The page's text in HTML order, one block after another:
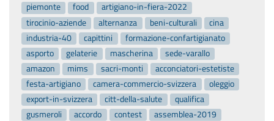
piemonte
food
artigiano-in-fiera-2022
tirocinio-aziende
alternanza beni-culturali
cina
industria-40
capittini
formazione-confartigianato
asporto
gelaterie mascherina
sede-varallo
amazon
mims sacri-monti
acconciatori-estetiste
festa-artigiano
camera-commercio-svizzera
oleggio
export-in-svizzera
citt-della-salute
qualifica
gusmeroli
accordo contest
assemblea-2019